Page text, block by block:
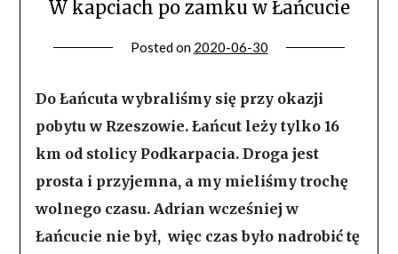
W kapciach po zamku w Łańcucie
Posted on 2020-06-30
Do Łańcuta wybraliśmy się przy okazji
pobytu w Rzeszowie. Łańcut leży tylko 16
km od stolicy Podkarpacia. Droga jest
prosta i przyjemna, a my mieliśmy trochę
wolnego czasu. Adrian wcześniej w
Łańcucie nie był, więc czas było nadrobić tę